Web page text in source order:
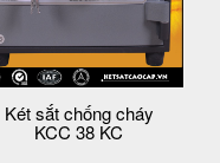
Két sắt chống cháy
KCC 38 KC